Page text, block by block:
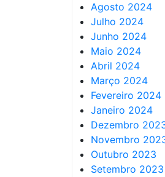
Agosto 2024
Julho 2024
Junho 2024
Maio 2024
Abril 2024
Março 2024
Fevereiro 2024
Janeiro 2024
Dezembro
Novembro
Outubro 2023
Setembro 2023